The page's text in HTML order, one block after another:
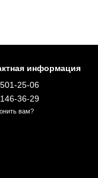
информация
25-06
36-29
вам?